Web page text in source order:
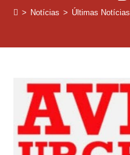
> Notícias > Últimas Notícias